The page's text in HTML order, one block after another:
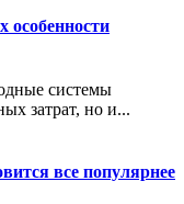
особенности
системы
затрат, но и...
все популярнее